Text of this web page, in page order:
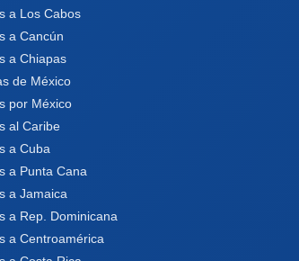
a Los Cabos
a Cancún
a Chiapas
de México
por México
al Caribe
a Cuba
a Punta Cana
a Jamaica
a Rep. Dominicana
a Centroamérica